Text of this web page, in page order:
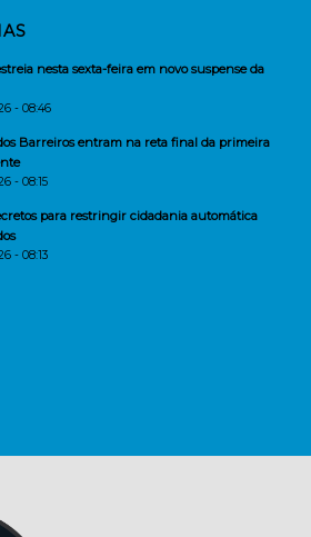
nesta sexta-feira em novo suspense da
- 08:46
Barreiros entram na reta final da primeira
- 08:15
para restringir cidadania automática
- 08:13